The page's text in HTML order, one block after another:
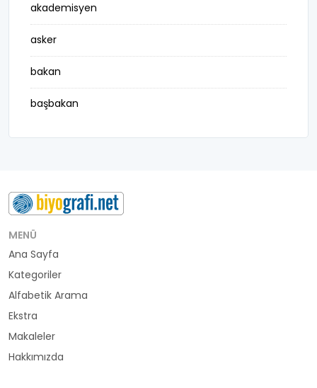
akademisyen
asker
bakan
başbakan
belediye başkanı
buluş
bürokrat
büyükelçi
cumhurbaşkanı
din adamı
MENÜ
Ana Sayfa
Kategoriler
Alfabetik Arama
Ekstra
Makaleler
Hakkımızda